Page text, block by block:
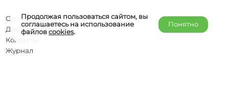
Продолжая пользоваться сайтом, вы
соглашаетесь на использование
файловcookies.
Понятно
О компании
Добавить объект
Контакты
Журнал